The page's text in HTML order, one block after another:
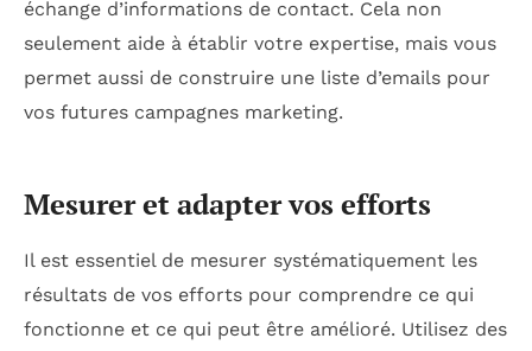
échange d’informations de contact. Cela non
seulement aide à établir votre expertise, mais vous
permet aussi de construire une liste d’emails pour
vos futures campagnes marketing.
Mesurer et adapter vos efforts
Il est essentiel de mesurer systématiquement les
résultats de vos efforts pour comprendre ce qui
fonctionne et ce qui peut être amélioré. Utilisez des